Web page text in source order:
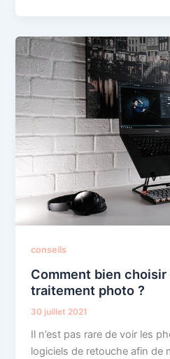
conseils
Comment bien
traitement photo ?
30 juillet 2021
Il n’est pas rare de voir les
logiciels de retouche afin de